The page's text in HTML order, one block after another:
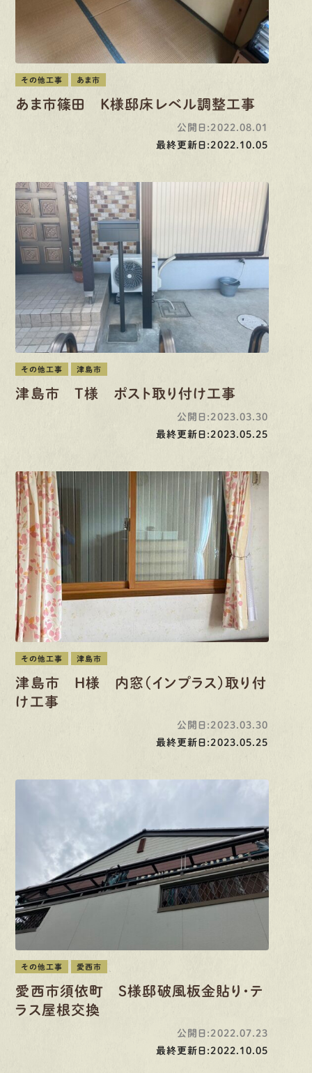
その他工事 あま市
あま市篠田 K様邸床レベル調整工事
公開日:2022.08.01
最終更新日:2022.10.05
その他工事 津島市
津島市 T様 ポスト取り付け工事
公開日:2023.03.30
最終更新日:2023.05.25
その他工事 津島市
津島市 H様 内窓（インプラス）取り付
け工事
公開日:2023.03.30
最終更新日:2023.05.25
その他工事 愛西市
愛西市須依町 S様邸破風板金貼り・テ
ラス屋根交換
公開日:2022.07.23
最終更新日:2022.10.05